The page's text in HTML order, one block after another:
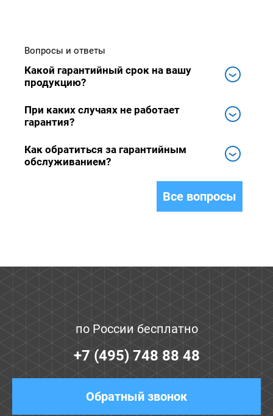
Вопросы и ответы
Какой гарантийный срок на вашу
продукцию?
При каких случаях не работает
гарантия?
Как обратиться за гарантийным
обслуживанием?
Все вопросы
по России бесплатно
+7 (495) 748 88 48
Обратный звонок